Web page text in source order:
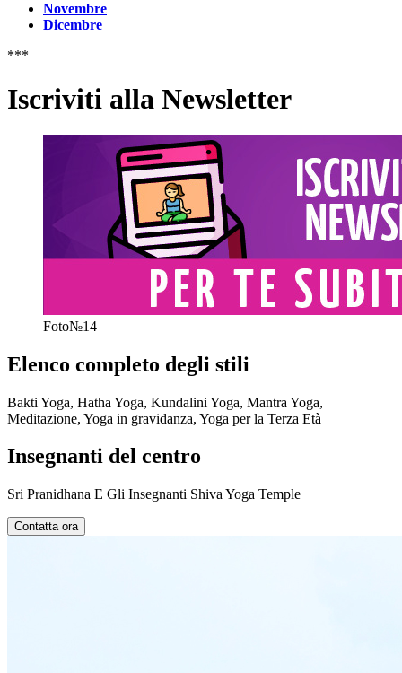
Novembre
Dicembre
***
Iscriviti alla Newsletter
Foto№14
Elenco completo degli stili
Bakti Yoga, Hatha Yoga, Kundalini Yoga, Mantra Yoga,
Meditazione, Yoga in gravidanza, Yoga per la Terza Età
Insegnanti del centro
Sri Pranidhana E Gli Insegnanti Shiva Yoga Temple
Contatta ora